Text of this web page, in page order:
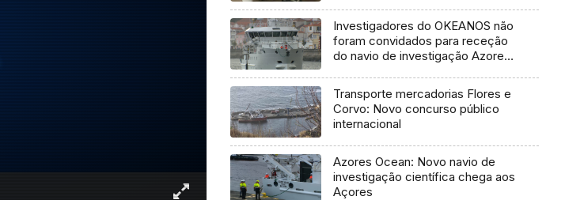
Investigadores do OKEANOS não
foram convidados para receção
do navio de investigação Azores
Transporte mercadorias Flores e
Corvo: Novo concurso público
internacional
Azores Ocean: Novo navio de
investigação científica chega aos
Açores